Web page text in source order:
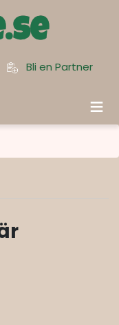
Bli en Partner